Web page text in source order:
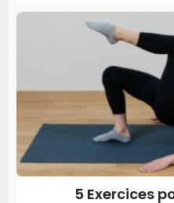
5 Exercices